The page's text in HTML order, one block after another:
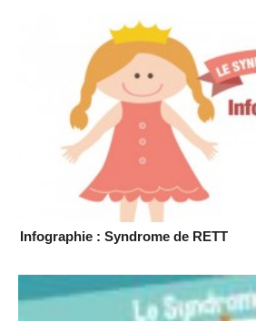
Infographie : Syndrome de RETT